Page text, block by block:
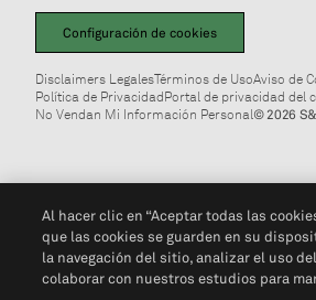
Configuración de cookies
Disclaimers LegalesTérminos de UsoAviso de
Política de PrivacidadPortal de privacidad del
No Vendan Mi Información Personal© 2026
Al hacer clic en “Aceptar todas las
que las cookies se guarden en su
la navegación del sitio, analizar el uso
colaborar con nuestros estudios para